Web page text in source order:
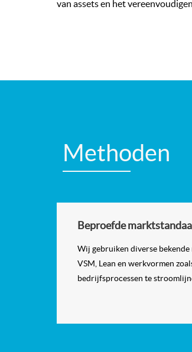
van assets en het
Methoden
Beproefde
Wij gebruiken diverse bekende
VSM, Lean en werkvormen
bedrijfsprocessen te